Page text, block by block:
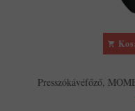
Presszókávéfőző,